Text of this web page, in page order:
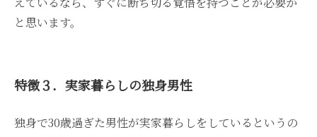
と思います。
特徴３．実家暮らしの独身男性
独身で30歳過ぎた男性が実家暮らしをしているというの